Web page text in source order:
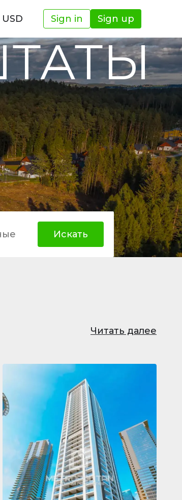
USD Sign in Sign up
Искать
Читать далее